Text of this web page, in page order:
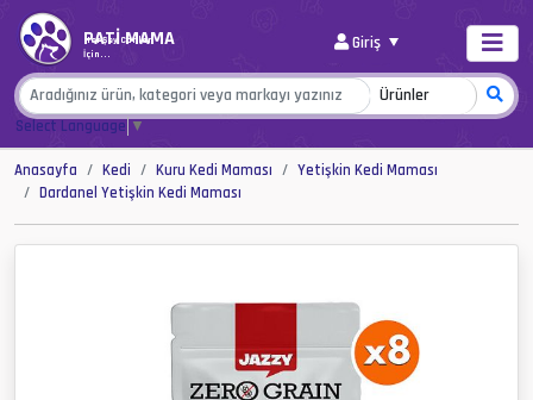
PATİ MAMA
Her Şey Canlar
İçin...
Giriş
Select Language▼
Anasayfa Kedi Kuru Kedi Maması
Yetişkin Kedi Maması
Dardanel Yetişkin Kedi Maması